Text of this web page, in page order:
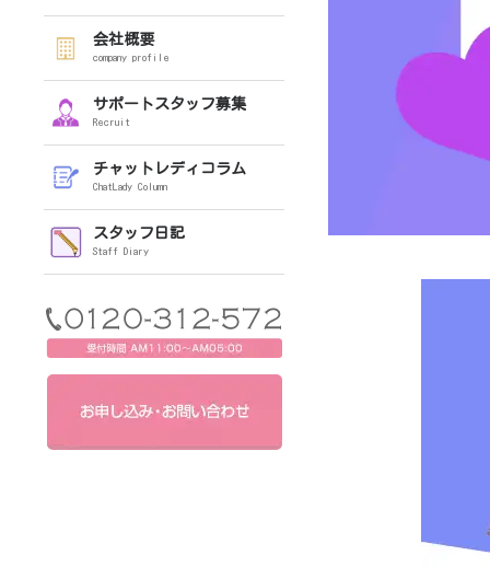
会社概要
company profile
サポートスタッフ募集
Recruit
チャットレディコラム
ChatLady Column
スタッフ日記
Staff Diary